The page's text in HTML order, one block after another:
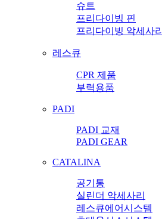
슈트
프리다이빙 핀
프리다이빙 악세사리
레스큐
CPR 제품
부력용품
PADI
PADI 교재
PADI GEAR
CATALINA
공기통
실린더 악세사리
레스큐에어시스템